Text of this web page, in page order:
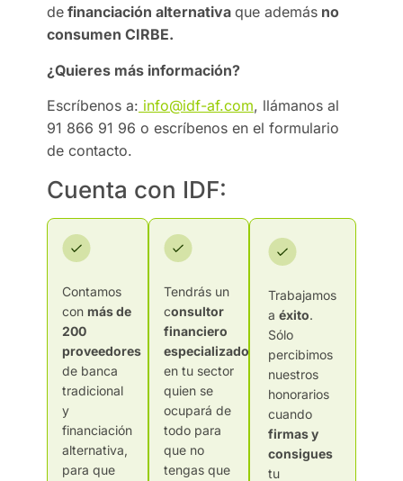
de financiación alternativa que además no
consumen CIRBE.
¿Quieres más información?
Escríbenos a: info@idf-af.com, llámanos al
91 866 91 96 o escríbenos en el formulario
de contacto.
Cuenta con IDF:
Contamos
con más de
200
proveedores
de banca
tradicional
y
financiación
alternativa,
para que
Tendrás un
consultor
financiero
especializado
en tu sector
quien se
ocupará de
todo para
que no
tengas que
Trabajamos
aéxito.
Sólo
percibimos
nuestros
honorarios
cuando
firmas y
consigues
tu